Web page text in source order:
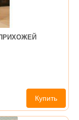
Купить